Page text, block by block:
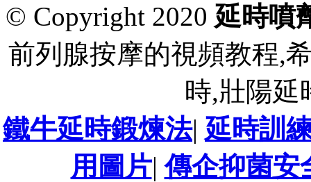
© Copyright 2020 延時噴
前列腺按摩的視頻教程,
時,壯陽延
鐵牛延時鍛煉法| 延時訓
用圖片|傳企抑菌安